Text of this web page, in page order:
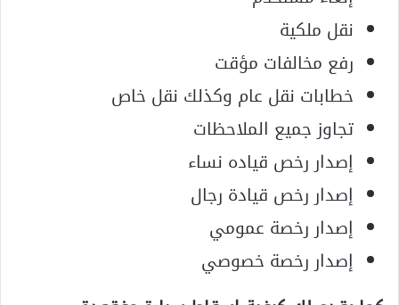
نقل ملكية
رفع مخالفات مؤقت
خطابات نقل عام وكذلك نقل خاص
تجاوز جميع الملاحظات
إصدار رخص قياده نساء
إصدار رخص قيادة رجال
إصدار رخصة عمومي
إصدار رخصة خصوصي